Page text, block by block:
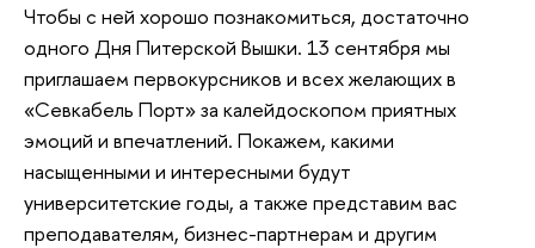
Чтобы с ней хорошо познакомиться, достаточно
одного Дня Питерской Вышки. 13 сентября мы
приглашаем первокурсников и всех желающих в
«Севкабель Порт» за калейдоскопом приятных
эмоций и впечатлений. Покажем, какими
насыщенными и интересными будут
университетские годы, а также представим вас
преподавателям, бизнес-партнерам и другим